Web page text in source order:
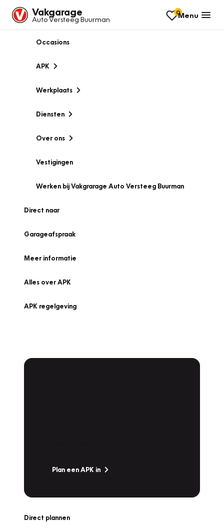
Vakgarage
Auto Versteeg Buurman
0Menu
Occasions
APK
Werkplaats
Diensten
Over ons
Vestigingen
Werken bij Vakgrarage Auto Versteeg Buurman
Direct naar
Garageafspraak
Meer informatie
Alles over APK
APK regelgeving
Plan een APK in
Direct plannen